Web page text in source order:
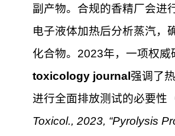
副产物。合规的香精厂会进
电子液体加热后分析蒸汽，
化合物。2023年，一项权威
toxicology journal强调了
进行全面排放测试的必要性
Toxicol., 2023, “Pyrolysis